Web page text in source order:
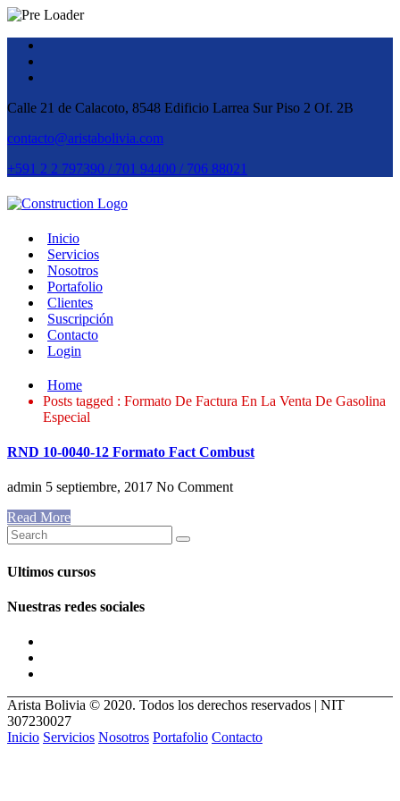
Calle 21 de Calacoto, 8548 Edificio Larrea Sur Piso 2 Of. 2B
contacto@aristabolivia.com
+591 2 2 797390 / 701 94400 / 706 88021
Inicio
Servicios
Nosotros
Portafolio
Clientes
Suscripción
Contacto
Login
Home
Posts tagged : Formato De Factura En La Venta De Gasolina
Especial
RND 10-0040-12 Formato Fact Combust
admin 5 septiembre, 2017 No Comment
Read More
Ultimos cursos
Nuestras redes sociales
Arista Bolivia © 2020. Todos los derechos reservados | NIT
307230027
Inicio Servicios Nosotros Portafolio Contacto